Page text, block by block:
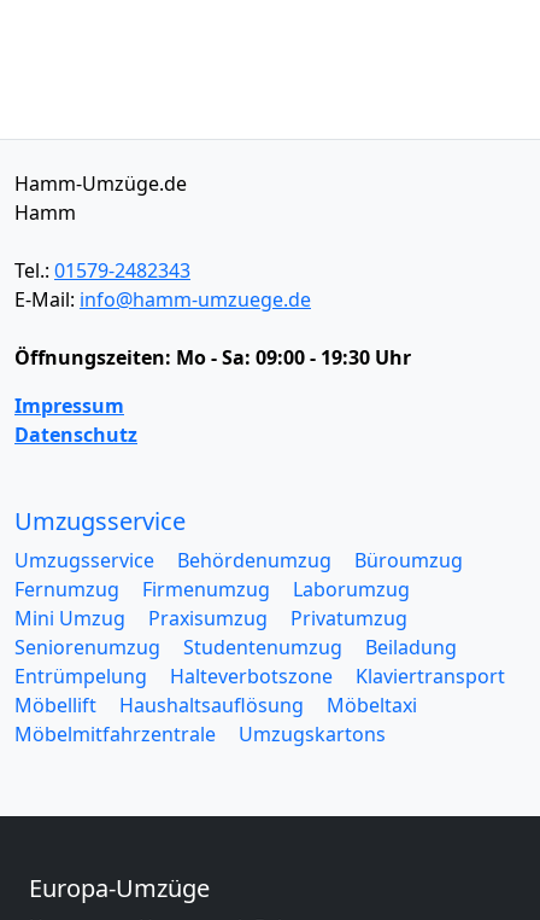
Hamm-Umzüge.de
Hamm
Tel.: 01579-2482343
E-Mail: info@hamm-umzuege.de
Öffnungszeiten: Mo - Sa: 09:00 - 19:30 Uhr
Impressum
Datenschutz
Umzugsservice
Umzugsservice Behördenumzug
Büroumzug
Fernumzug
Firmenumzug
Laborumzug
Mini Umzug
Praxisumzug
Privatumzug
Seniorenumzug
Studentenumzug
Beiladung
Entrümpelung
Halteverbotszone
Klaviertransport
Möbellift
Haushaltsauflösung
Möbeltaxi
Möbelmitfahrzentrale
Umzugskartons
Europa-Umzüge